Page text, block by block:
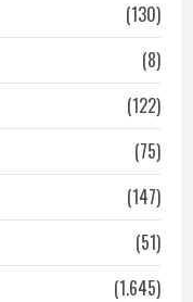
(130)
(8)
(122)
(75)
(147)
(51)
(1.645)